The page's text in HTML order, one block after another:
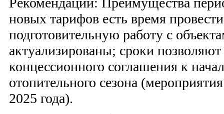
новых тарифов есть время
подготовительную работу с
актуализированы; сроки
концессионного соглашения к
отопительного сезона
2025 года).